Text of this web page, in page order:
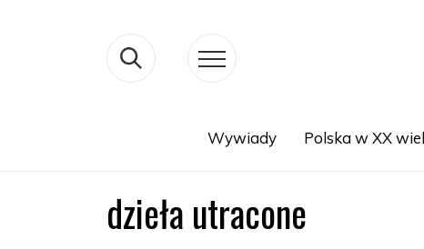
Wywiady Polska w XX
dzieła utracone